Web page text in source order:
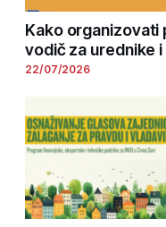
Kako organizovati
vodič za urednike
22/07/2026